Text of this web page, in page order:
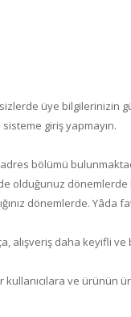
üye bilgilerinizin
giriş yapmayın.
bölümü
olduğunuz
dönemlerde. Yâda
daha keyifli
ve ürünün